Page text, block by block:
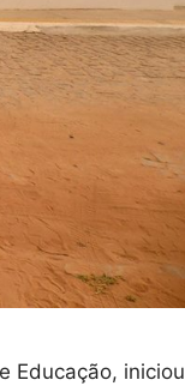
Educação, iniciou